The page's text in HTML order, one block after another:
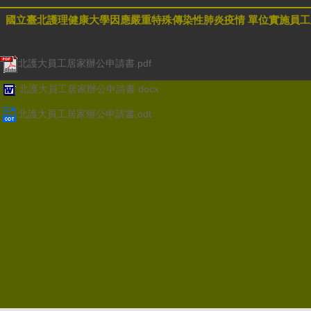
國立臺北護理健康大學因應嚴重特殊傳染性肺炎疫情 單位實施員
北護大員工居家辦公申請書.pdf
北護大員工居家辦公申請書.docx
北護大員工居家辦公申請書.odt